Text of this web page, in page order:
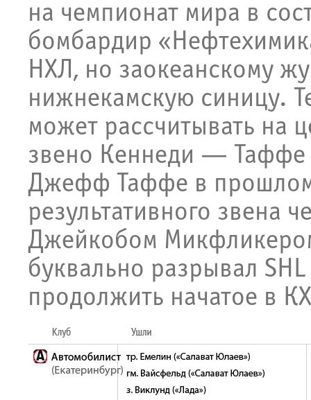
на чемпионат мира в
бомбардир
НХЛ, но заокеанскому
нижнекамскую синицу.
может рассчитывать на
звено Кеннеди — Таффе
Джефф Таффе в прошлом
результативного звена
Джейкобом
буквально разрывал
продолжить начатое в